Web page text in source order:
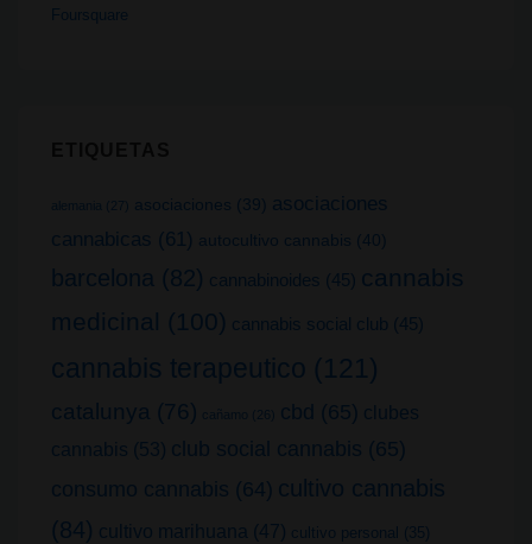
Foursquare
alemania (27) asociaciones (39)
asociaciones
cannabicas (61) autocultivo cannabis (40)
barcelona (82) cannabinoides (45) cannabis
medicinal (100) cannabis social club (45)
cannabis terapeutico (121)
catalunya (76) cañamo (26) cbd (65) clubes
cannabis (53) club social cannabis (65)
consumo cannabis (64) cultivo cannabis
(84) cultivo marihuana (47) cultivo personal (35)